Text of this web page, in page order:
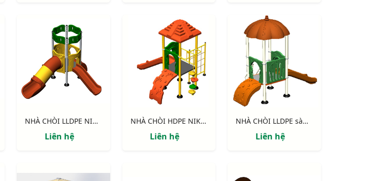
NHÀ CHÒI LLDPE NIK113040R
Liên hệ
NHÀ CHÒI HDPE NIK114041M
Liên hệ
NHÀ CHÒI LLDPE sàn 900 NIK113040B
Liên hệ